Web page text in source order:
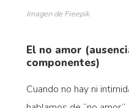
Imagen de Freepik
El no amor
componentes)
Cuando no hay ni